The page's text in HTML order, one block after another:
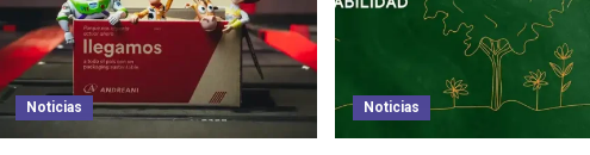
Noticias Noticias